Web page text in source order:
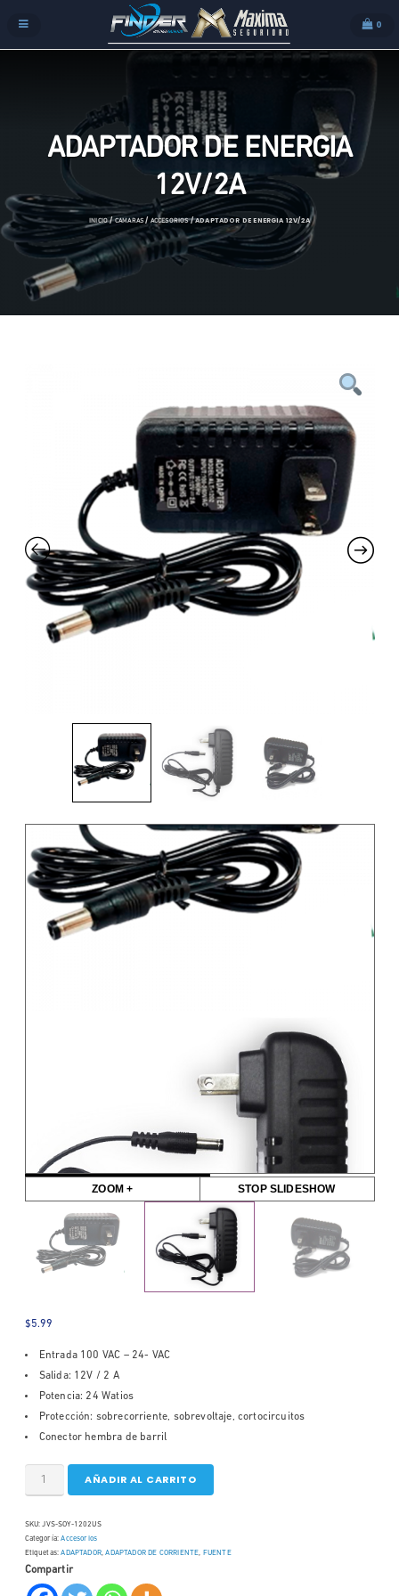
0
ADAPTADOR DE ENERGIA
12V/2A
INICIO/CAMARAS/ ACCESORIOS/ ADAPTADOR DE ENERGIA 12V/2A
ZOOM + STOP SLIDESHOW
$5.99
Entrada 100 VAC – 24- VAC
Salida: 12V / 2 A
Potencia: 24 Watios
Protección: sobrecorriente, sobrevoltaje, cortocircuitos
Conector hembra de barril
AÑADIR AL CARRITO
SKU:JVS-SOY-1202US
Categoría:Accesorios
Etiquetas:ADAPTADOR,ADAPTADOR DE CORRIENTE, FUENTE
Compartir